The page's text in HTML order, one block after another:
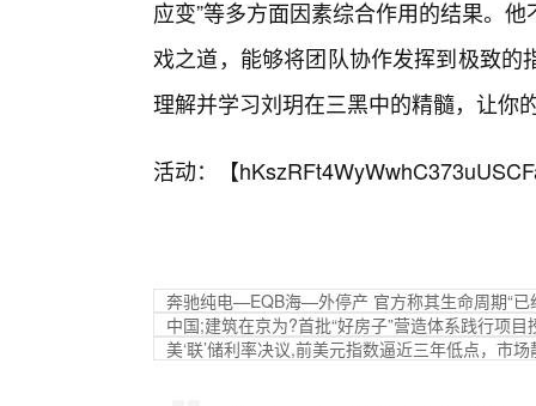
应变”等多方面因素综合作用的结果。
戏之道，能够将团队协作发挥到极致
理解并学习刘玥在三黑中的精髓，让你
活动：【
奔驰纯电—EQB海—外停产 官方称其生命周期“已
中国;建筑在京为?首批“好房子”营造体系践行项目
美‘联’储利率决议,前美元指数逼近三年低点，市